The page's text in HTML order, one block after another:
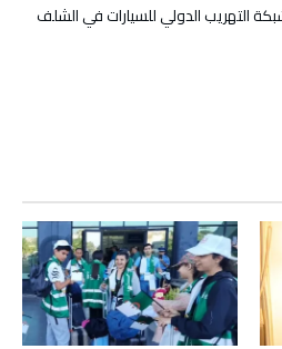
التهريب الدولي للسيارات في الشلف